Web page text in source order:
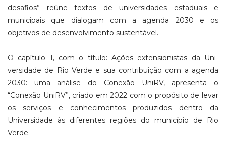
desafios” reúne textos de universidades estaduais e
municipais que dialogam com a agenda 2030 e os
objetivos de desenvolvimento sustentável.
O capítulo 1, com o título: Ações extensionistas da Uni­
versidade de Rio Verde e sua contribuição com a agenda
2030: uma análise do Conexão UniRV, apre­senta o
“Conexão UniRV”, criado em 2022 com o propósito de levar
os serviços e conhecimentos produzidos dentro da
Universidade às diferentes regiões do município de Rio
Verde.